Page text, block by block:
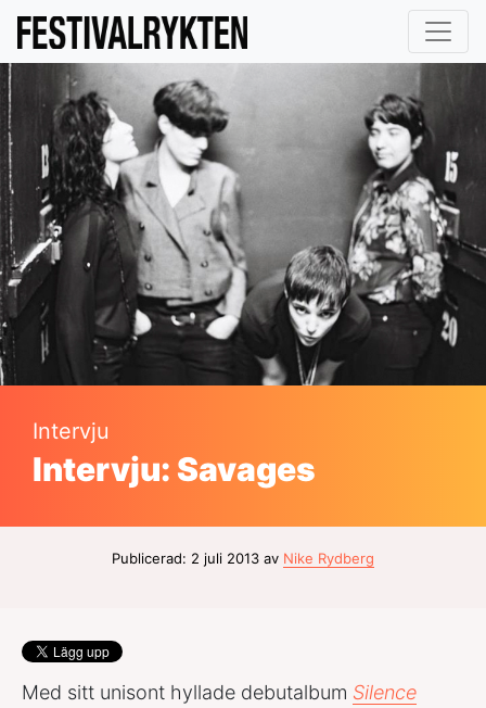
Intervju
Intervju: Savages
Publicerad: 2 juli 2013 av Nike Rydberg
Med sitt unisont hyllade debutalbum Silence